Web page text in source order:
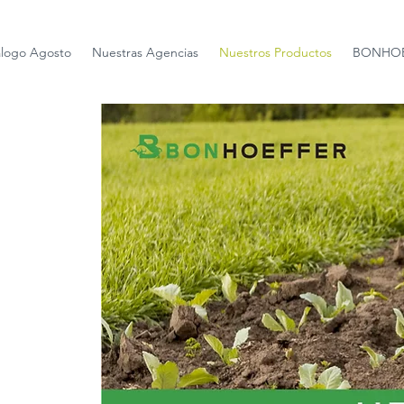
Agosto Nuestras Agencias Nuestros Productos